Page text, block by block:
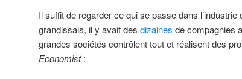
Il suffit de regarder ce qui se passe dans
grandissais, il y avait des dizaines de compagnies
grandes sociétés contrôlent tout et réalisent des
Economist: